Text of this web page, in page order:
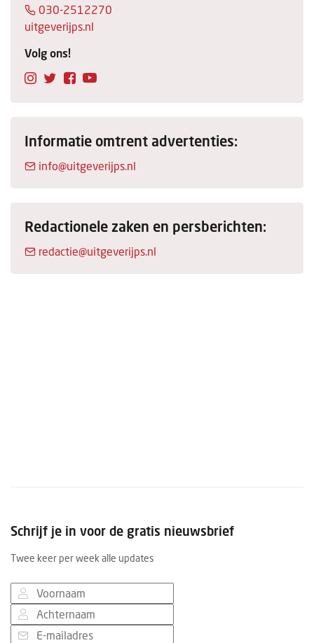
Columns
Michelin
Nieuwe hotels
HotelSummit
030-2512270
uitgeverijps.nl
Volg ons!
Informatie omtrent advertenties:
info@uitgeverijps.nl
Redactionele zaken en persberichten:
redactie@uitgeverijps.nl
Schrijf je in voor de gratis nieuwsbrief
Twee keer per week alle updates